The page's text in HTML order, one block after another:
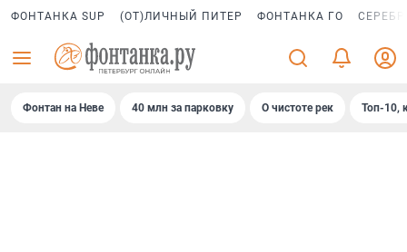
ФОНТАНКА SUP (ОТ)ЛИЧНЫЙ ПИТЕР ФОНТАНКА ГО
Фонтан на Неве 40 млн за парковку О чистоте рек Топ-10,